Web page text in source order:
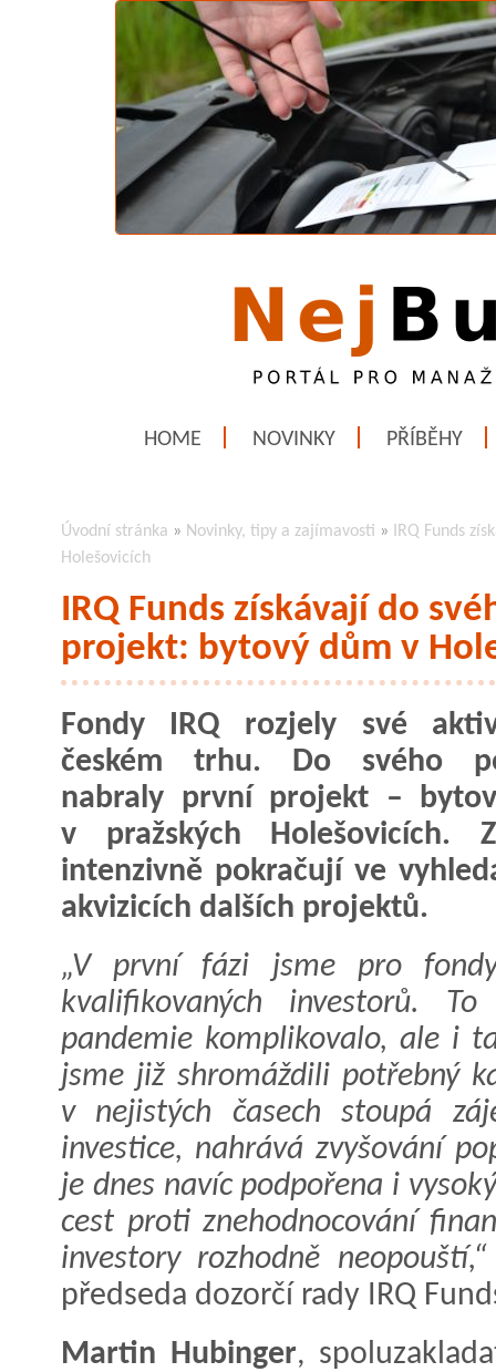
HOME NOVINKY PŘÍBĚHY
Úvodní stránka » Novinky, tipy a zajímavosti »
IRQ Funds
Holešovicích
IRQ Funds získávají do
projekt: bytový dům v
Fondy IRQ rozjely své
českém trhu. Do svého
nabraly první projekt –
v pražských Holešovicích.
intenzivně pokračují ve
akvizicích dalších projektů.
„V první fázi jsme pro
kvalifikovaných investorů.
pandemie komplikovalo, ale i
jsme již shromáždili potřebný
v nejistých časech stoupá
investice, nahrává zvyšování
je dnes navíc podpořena i
cest proti znehodnocování
investory rozhodně neopouští,“
předseda dozorčí rady IRQ
Martin Hubinger,